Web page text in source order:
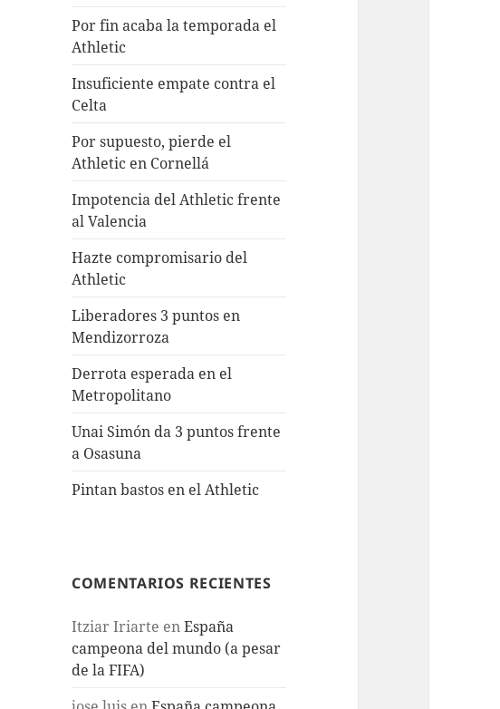
Por fin acaba la temporada el
Athletic
Insuficiente empate contra el
Celta
Por supuesto, pierde el
Athletic en Cornellá
Impotencia del Athletic frente
al Valencia
Hazte compromisario del
Athletic
Liberadores 3 puntos en
Mendizorroza
Derrota esperada en el
Metropolitano
Unai Simón da 3 puntos frente
a Osasuna
Pintan bastos en el Athletic
COMENTARIOS RECIENTES
Itziar Iriarte enEspaña
campeona del mundo (a pesar
de la FIFA)